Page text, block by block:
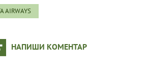
AIRWAYS
НАПИШИ КОМЕНТАР